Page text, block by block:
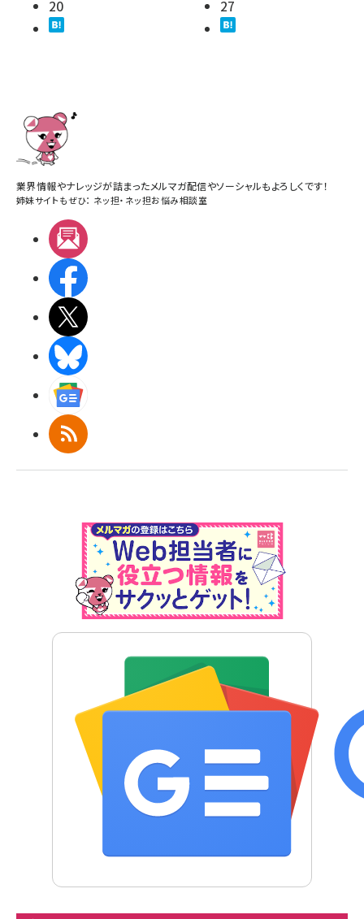
20 27
業界情報やナレッジが詰まったメルマガ配信やソーシャルもよろしくです！
姉妹サイトもぜひ： ネッ担・ ネッ担お悩み相談室
RSS